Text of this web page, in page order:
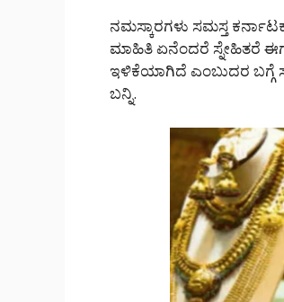
ನಮಸ್ಕಾರಗಳು ಸಮಸ್ತ
ಮಾಹಿತಿ ಏನೆಂದರೆ ಸ್ನೇಹಿತರೆ
ಇಳಿಕೆಯಾಗಿದೆ ಎಂಬುದರ
ಬನ್ನಿ.